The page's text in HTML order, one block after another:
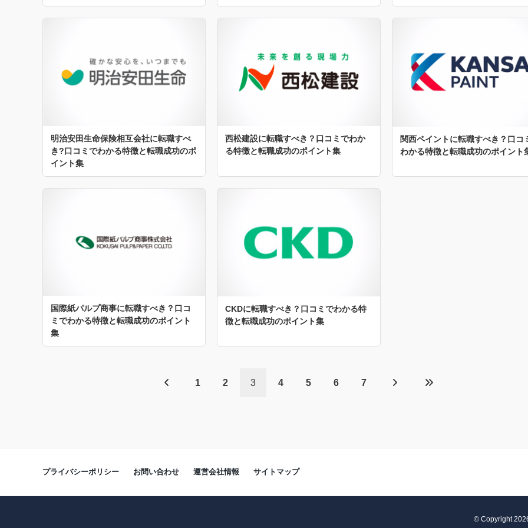
明治安田生命保険相互会社に転職すべ
き?口コミでわかる特徴と転職成功のポ
イント集
西松建設に転職すべき？口コミでわか
る特徴と転職成功のポイント集
関西ペイントに転職すべき？口コ
わかる特徴と転職成功のポイント
国際紙パルプ商事に転職すべき？口コ
ミでわかる特徴と転職成功のポイント
集
CKDに転職すべき？口コミでわかる特
徴と転職成功のポイント集
1 2 3 4 5 6 7
プライバシーポリシー お問い合わせ 運営会社情報 サイトマップ
© Copyright